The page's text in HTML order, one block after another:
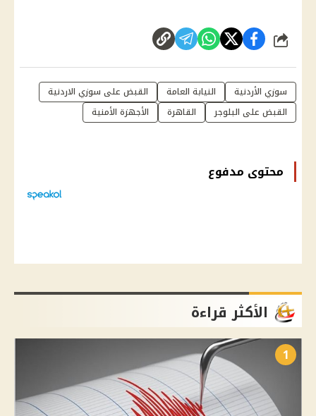
شارك
سوزي الأردنية النيابة العامة
القبض على سوزي الاردنية
القبض على البلوجر
القاهرة الأجهزة الأمنية
محتوى مدفوع
الأكثر قراءة
1